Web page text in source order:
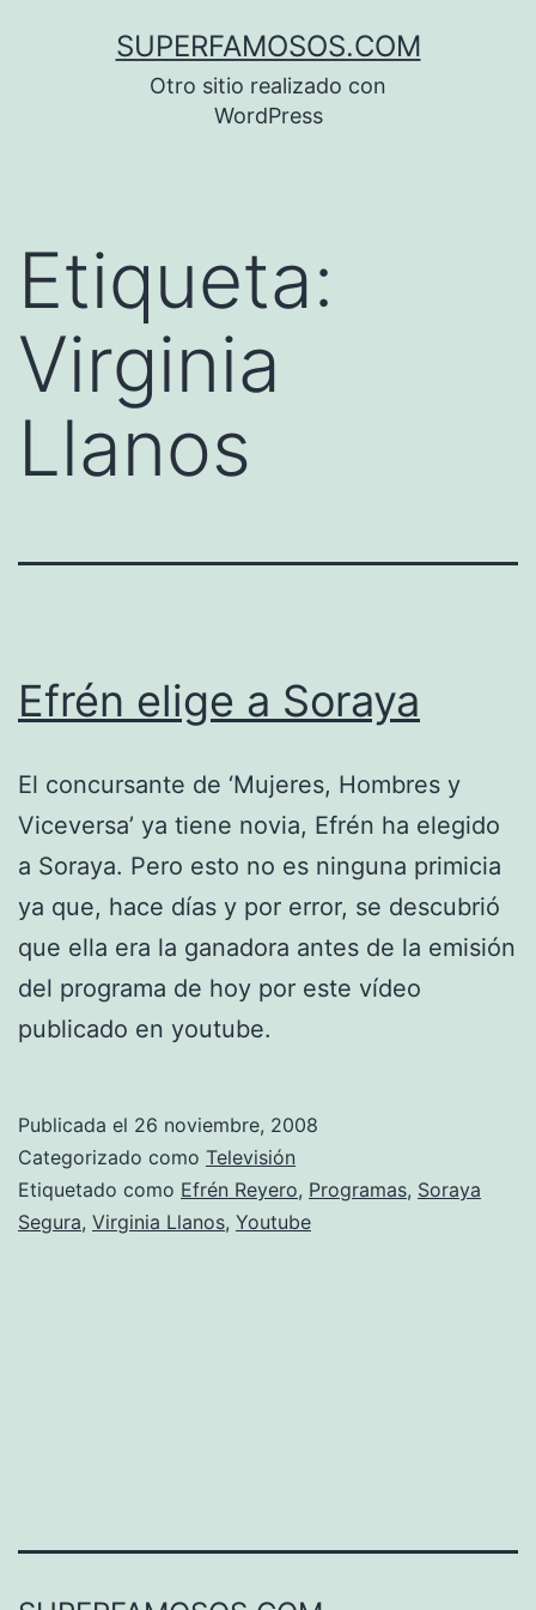
SUPERFAMOSOS.COM
Otro sitio realizado con
WordPress
Etiqueta:
Virginia
Llanos
Efrén elige a Soraya
El concursante de ‘Mujeres, Hombres y
Viceversa’ ya tiene novia, Efrén ha elegido
a Soraya. Pero esto no es ninguna primicia
ya que, hace días y por error, se descubrió
que ella era la ganadora antes de la emisión
del programa de hoy por este vídeo
publicado en youtube.
Publicada el 26 noviembre, 2008
Categorizado como Televisión
Etiquetado como Efrén Reyero, Programas, Soraya
Segura, Virginia Llanos, Youtube